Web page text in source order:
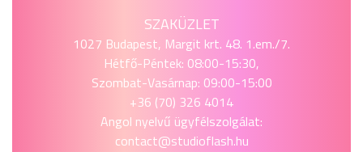
SZAKÜZLET
1027 Budapest, Margit krt. 48. 1.em./7.
Hétfő-Péntek: 08:00-15:30,
Szombat-Vasárnap: 09:00-15:00
+36 (70) 326 4014
Angol nyelvű ügyfélszolgálat:
contact@studioflash.hu